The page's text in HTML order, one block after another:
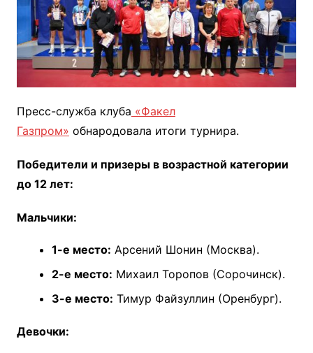
Пресс-служба клуба «Факел
Газпром» обнародовала итоги турнира.
Победители и призеры в возрастной категории
до 12 лет:
Мальчики:
1-е место: Арсений Шонин (Москва).
2-е место: Михаил Торопов (Сорочинск).
3-е место: Тимур Файзуллин (Оренбург).
Девочки: